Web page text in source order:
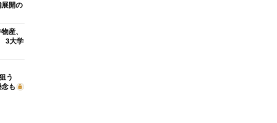
開の
産、
3大学
狙う
も